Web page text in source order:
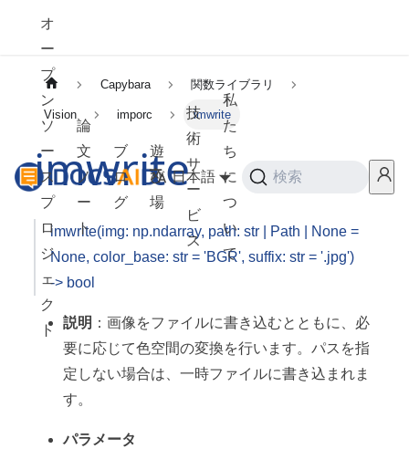
オ
ー
プ
ン
ソ
ー
ス
プ
ロ
ジ
ェ
ク
ト
論
文
ノ
ー
ト
ブ
ロ
グ
遊
び
場
技
術
サ
ー
ビ
ス
私
た
ち
に
つ
い
て
日本語 検索
Capybara 関数ライブラリ
Vision imporc imwrite
imwrite
imwrite(img: np.ndarray, path: str | Path | None =
None, color_base: str = 'BGR', suffix: str = '.jpg')
-> bool
説明 ：画像をファイルに書き込むとともに、必
要に応じて色空間の変換を行います。パスを指
定しない場合は、一時ファイルに書き込まれま
す。
パラメータ